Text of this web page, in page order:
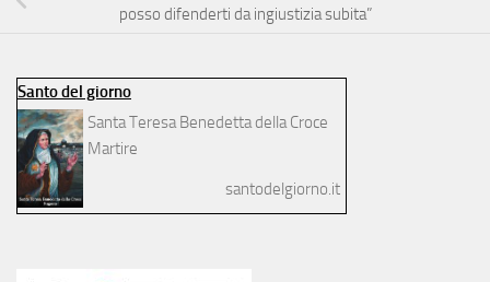
posso difenderti da ingiustizia subita”
Santo del giorno
Santa Teresa Benedetta della Croce
Martire
santodelgiorno.it